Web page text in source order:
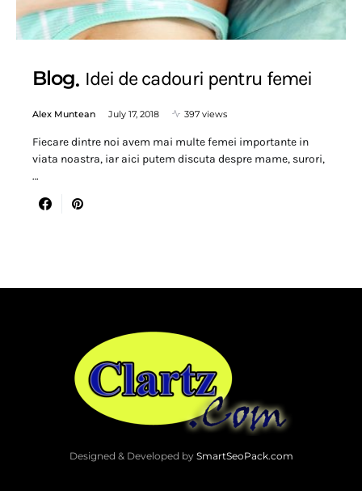
Blog Idei de cadouri pentru femei
Alex Muntean July 17, 2018 397 views
Fiecare dintre noi avem mai multe femei importante in
viata noastra, iar aici putem discuta despre mame, surori,
…
Designed & Developed by SmartSeoPack.com